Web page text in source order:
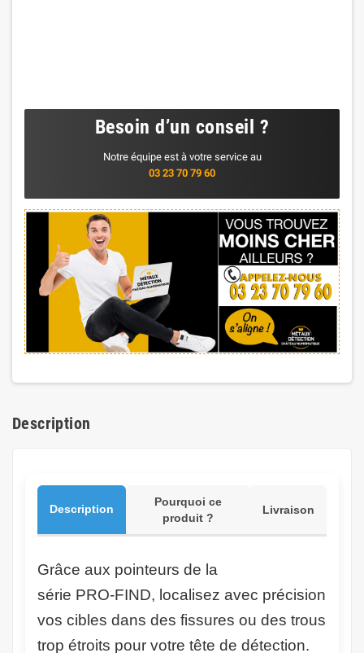
Besoin d’un conseil ?
Notre équipe est à votre service au
03 23 70 79 60
Description
Description
Pourquoi ce
produit ?
Livraison
Grâce aux pointeurs de la
série PRO‑FIND, localisez avec précision
vos cibles dans des fissures ou des trous
trop étroits pour votre tête de détection.